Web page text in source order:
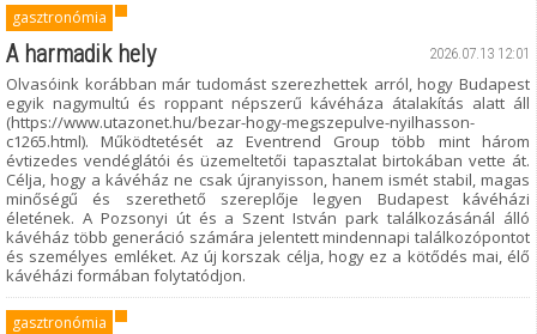
gasztronómia
2026.07.13 12:01
A harmadik hely
Olvasóink korábban már tudomást szerezhettek arról, hogy Budapest
egyik nagymultú és roppant népszerű kávéháza átalakítás alatt áll
(https://www.utazonet.hu/bezar-hogy-megszepulve-nyilhasson-
c1265.html). Működtetését az Eventrend Group több mint három
évtizedes vendéglátói és üzemeltetői tapasztalat birtokában vette át.
Célja, hogy a kávéház ne csak újranyisson, hanem ismét stabil, magas
minőségű és szerethető szereplője legyen Budapest kávéházi
életének. A Pozsonyi út és a Szent István park találkozásánál álló
kávéház több generáció számára jelentett mindennapi találkozópontot
és személyes emléket. Az új korszak célja, hogy ez a kötődés mai, élő
kávéházi formában folytatódjon.
gasztronómia